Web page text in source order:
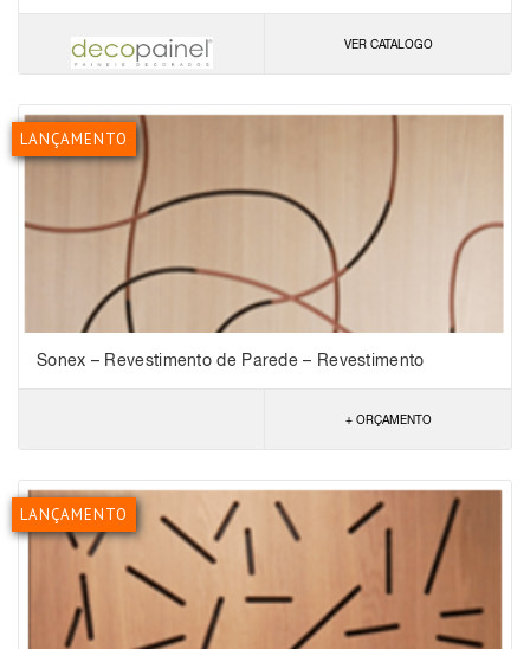
VER CATALOGO
LANÇAMENTO
Sonex – Revestimento de Parede – Revestimento
+ ORÇAMENTO
LANÇAMENTO